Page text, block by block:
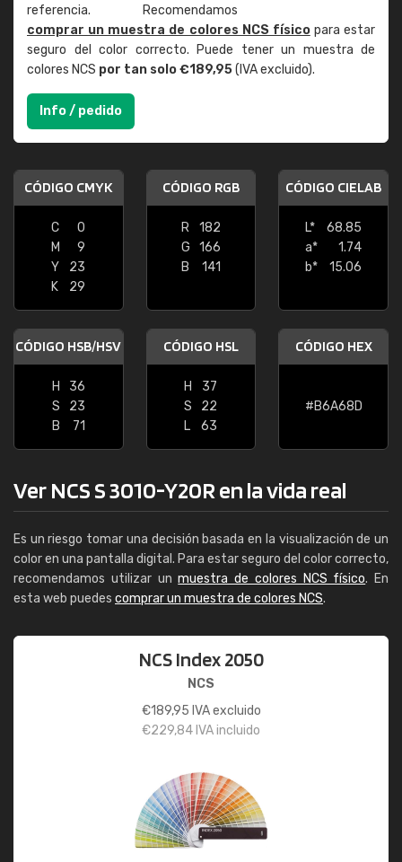
referencia. Recomendamos
comprar un muestra de colores NCS físicopara estar
seguro del color correcto. Puede tener un muestra de
colores NCS por tan solo €189,95(IVA excluido).
Info / pedido
CÓDIGO CMYK
C
0
M
9
Y
23
K
29
CÓDIGO RGB
R
182
G
166
B
141
CÓDIGO CIELAB
L*
68.85
a*
1.74
b*
15.06
CÓDIGO HSB/HSV
H
36
S
23
B
71
CÓDIGO HSL
H
37
S
22
L
63
CÓDIGO HEX
#B6A68D
Ver NCS S 3010-Y20R en la vida real
Es un riesgo tomar una decisión basada en la visualización de un
color en una pantalla digital. Para estar seguro del color correcto,
recomendamos utilizar unmuestra de colores NCS físico. En
esta web puedes comprar un muestra de colores NCS.
NCS Index 2050
NCS
€189,95 IVA excluido
€229,84 IVA incluido